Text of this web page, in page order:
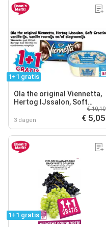
1+1 gratis
Ola the original Viennetta,
Hertog IJssalon, Soft
vanille roomijs en/of
3 dagen
€ 10,10
€ 5,05
1+1 gratis